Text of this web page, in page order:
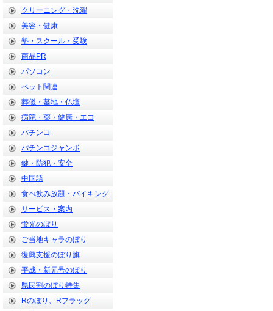
クリーニング・洗濯
美容・健康
塾・スクール・受験
商品PR
パソコン
ペット関連
葬儀・墓地・仏壇
病院・薬・健康・エコ
パチンコ
パチンコジャンボ
鍵・防犯・安全
中国語
食べ飲み放題・バイキング
サービス・案内
蛍光のぼり
ご当地キャラのぼり
復興支援のぼり旗
平成・新元号のぼり
県民割のぼり特集
Rのぼり、Rフラッグ